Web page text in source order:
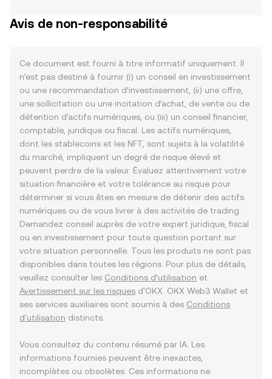
Avis de non-responsabilité
Ce document est fourni à titre informatif uniquement. Il
n’est pas destiné à fournir (i) un conseil en investissement
ou une recommandation d’investissement, (ii) une offre,
une sollicitation ou une incitation d’achat, de vente ou de
détention d’actifs numériques, ou (iii) un conseil financier,
comptable, juridique ou fiscal. Les actifs numériques,
dont les stablecoins et les NFT, sont sujets à la volatilité
du marché, impliquent un degré de risque élevé et
peuvent perdre de la valeur. Évaluez attentivement votre
situation financière et votre tolérance au risque pour
déterminer si vous êtes en mesure de détenir des actifs
numériques ou de vous livrer à des activités de trading.
Demandez conseil auprès de votre expert juridique, fiscal
ou en investissement pour toute question portant sur
votre situation personnelle. Tous les produits ne sont pas
disponibles dans toutes les régions. Pour plus de détails,
veuillez consulter les Conditions d’utilisation et
Avertissement sur les risques d'OKX. OKX Web3 Wallet et
ses services auxiliaires sont soumis à des Conditions
d'utilisation distincts.
Vous consultez du contenu résumé par IA. Les
informations fournies peuvent être inexactes,
incomplètes ou obsolètes. Ces informations ne